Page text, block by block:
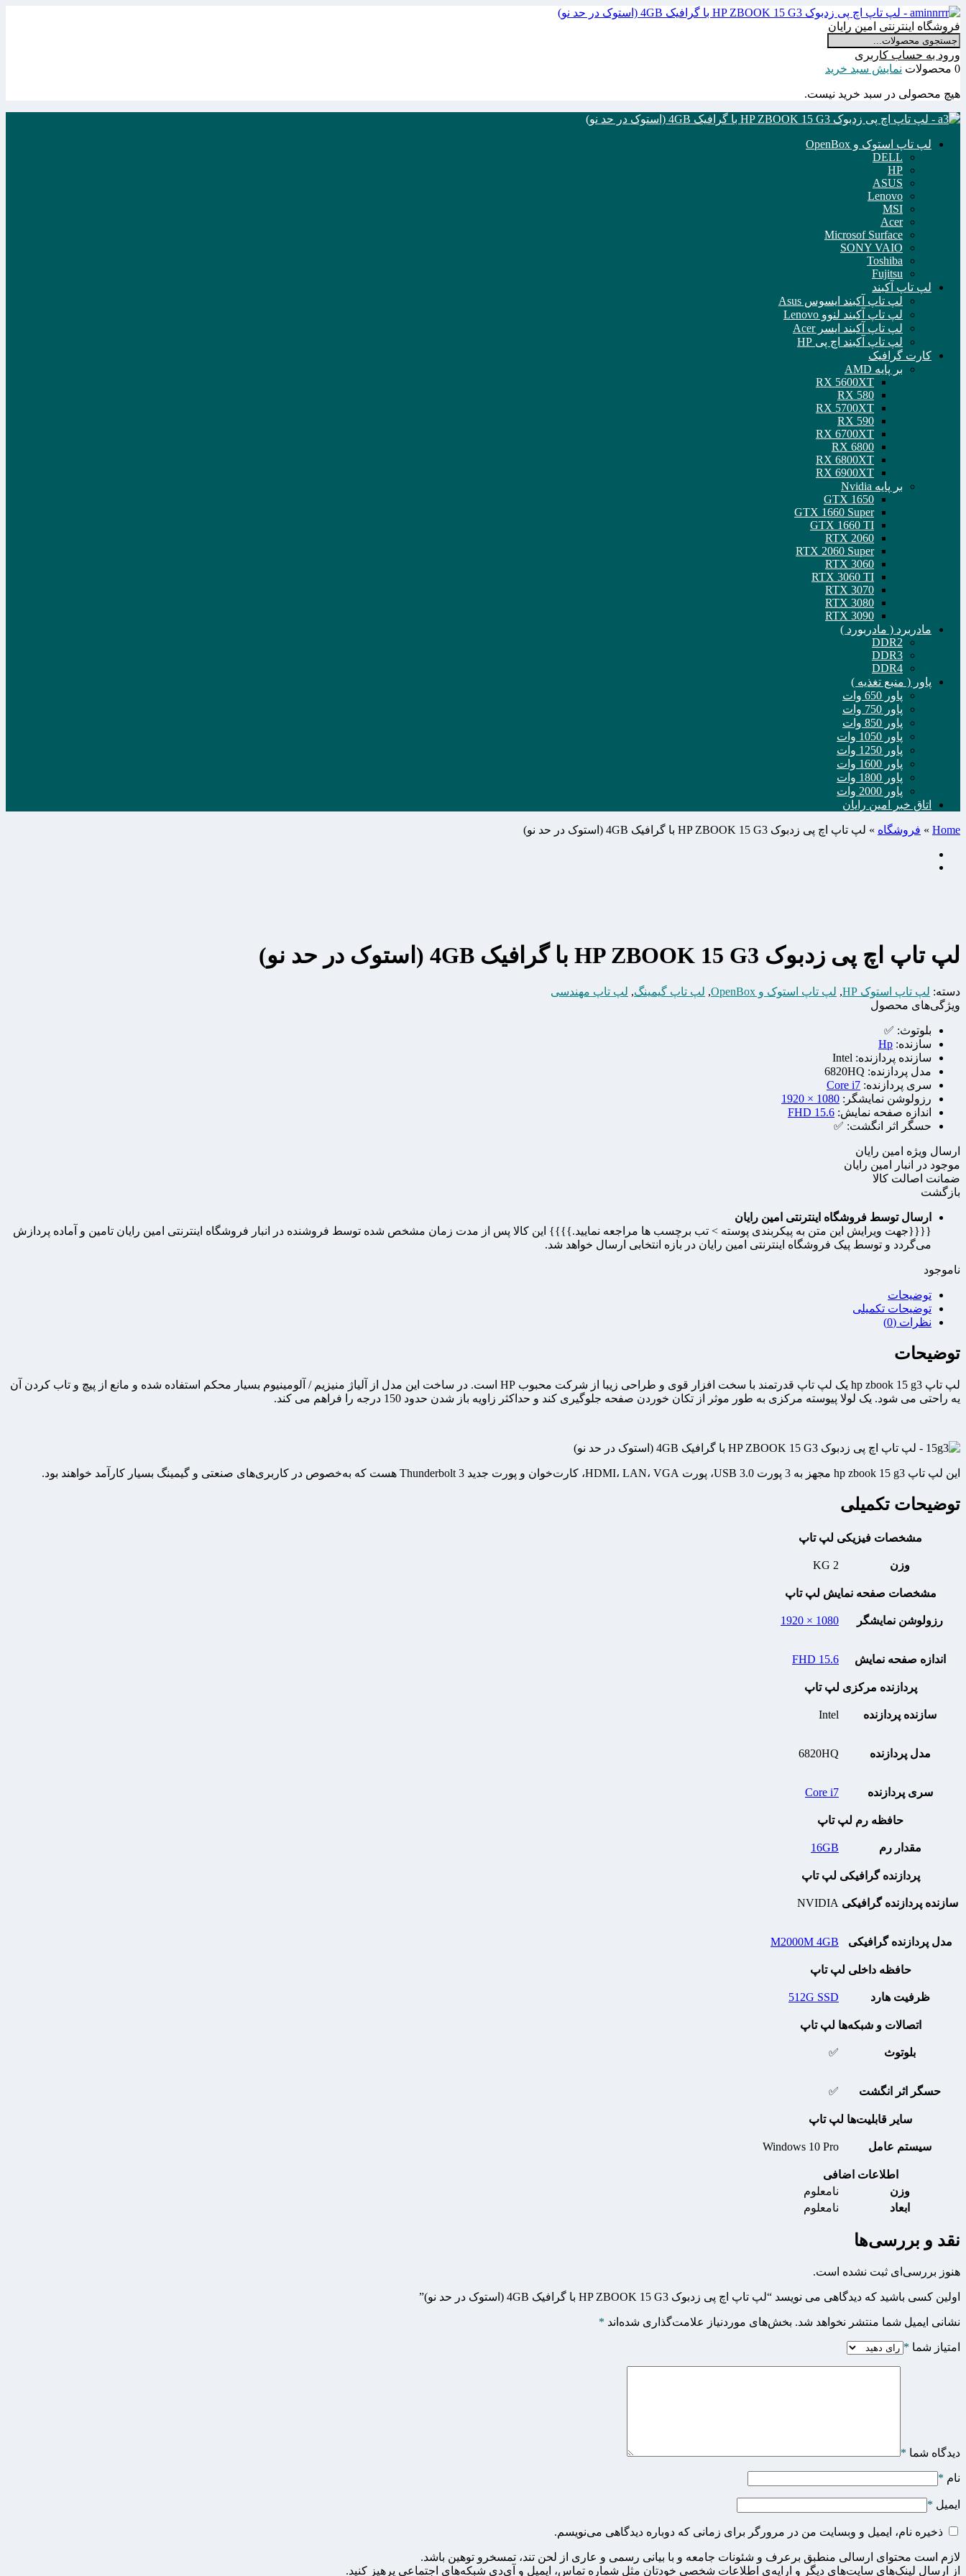
فروشگاه اینترنتی امین رایان
ورود به حساب کاربری
0 محصولات
نمایش سبد خرید
هیچ محصولی در سبد خرید نیست.
لپ تاپ استوک و OpenBox
DELL
HP
ASUS
Lenovo
MSI
Acer
Microsof Surface
SONY VAIO
Toshiba
Fujitsu
لپ تاپ آکبند
لپ تاپ آکبند ایسوس Asus
لپ تاپ آکبند لنوو Lenovo
لپ تاپ آکبند ایسر Acer
لپ تاپ آکبند اچ پی HP
کارت گرافیک
بر پایه AMD
RX 5600XT
RX 580
RX 5700XT
RX 590
RX 6700XT
RX 6800
RX 6800XT
RX 6900XT
بر پایه Nvidia
GTX 1650
GTX 1660 Super
GTX 1660 TI
RTX 2060
RTX 2060 Super
RTX 3060
RTX 3060 TI
RTX 3070
RTX 3080
RTX 3090
مادربرد ( مادربورد )
DDR2
DDR3
DDR4
پاور ( منبع تغذیه )
پاور 650 وات
پاور 750 وات
پاور 850 وات
پاور 1050 وات
پاور 1250 وات
پاور 1600 وات
پاور 1800 وات
پاور 2000 وات
اتاق خبر امین رایان
Home
» فروشگاه » لپ تاپ اچ پی زدبوک HP ZBOOK 15 G3 با گرافیک 4GB (استوک در حد نو)
لپ تاپ اچ پی زدبوک HP ZBOOK 15 G3 با گرافیک 4GB (استوک در حد نو)
دسته: لپ تاپ استوک HP , لپ تاپ استوک و OpenBox , لپ تاپ گیمینگ, لپ تاپ مهندسی
ویژگی‌های محصول
بلوتوث: ✅
سازنده: Hp
سازنده پردازنده: Intel
مدل پردازنده: 6820HQ
سری پردازنده: Core i7
رزولوشن نمایشگر: 1080 × 1920
اندازه صفحه نمایش: 15.6 FHD
حسگر اثر انگشت: ✅
ارسال ویژه امین رایان
موجود در انبار امین رایان
ضمانت اصالت کالا
بازگشت
ارسال توسط فروشگاه اینترنتی امین رایان
{{{{جهت ویرایش این متن به پیکربندی پوسته > تب برچسب ها مراجعه نمایید.}}}} این کالا پس از مدت زمان مشخص شده توسط فروشنده در انبار فروشگاه اینترنتی امین رایان تامین و آماده پردازش
می‌گردد و توسط پیک فروشگاه اینترنتی امین رایان در بازه انتخابی ارسال خواهد شد.
ناموجود
توضیحات
توضیحات تکمیلی
نظرات (0)
توضیحات
لپ تاپ hp zbook 15 g3 یک لپ تاپ قدرتمند با سخت افزار قوی و طراحی زیبا از شرکت محبوب HP است. در ساخت این مدل از آلیاژ منیزیم / آلومینیوم بسیار محکم استفاده شده و مانع از پیچ و تاب کردن آن
یه راحتی می شود. یک لولا پیوسته مرکزی به طور موثر از تکان خوردن صفحه جلوگیری کند و حداکثر زاویه باز شدن حدود 150 درجه را فراهم می کند.
این لپ تاپ hp zbook 15 g3 مجهز به 3 پورت USB 3.0، پورت HDMI، LAN، VGA، کارت‌خوان و پورت جدید Thunderbolt 3 هست که به‌خصوص در کاربری‌های صنعتی و گیمینگ بسیار کارآمد خواهند بود.
توضیحات تکمیلی
مشخصات فیزیکی لپ تاپ
وزن 2 KG
مشخصات صفحه نمایش لپ تاپ
رزولوشن نمایشگر 1080 × 1920
اندازه صفحه نمایش 15.6 FHD
پردازنده مرکزی لپ تاپ
سازنده پردازنده Intel
مدل پردازنده 6820HQ
سری پردازنده Core i7
حافظه رم لپ تاپ
مقدار رم 16GB
پردازنده گرافیکی لپ تاپ
سازنده پردازنده گرافیکی NVIDIA
مدل پردازنده گرافیکی M2000M 4GB
حافظه داخلی لپ تاپ
ظرفیت هارد 512G SSD
اتصالات و شبکه‌ها لپ تاپ
بلوتوث ✅
حسگر اثر انگشت ✅
سایر قابلیت‌ها لپ تاپ
سیستم عامل Windows 10 Pro
اطلاعات اضافی
وزن
نامعلوم
ابعاد
نامعلوم
نقد و بررسی‌ها
هنوز بررسی‌ای ثبت نشده است.
اولین کسی باشید که دیدگاهی می نویسد “لپ تاپ اچ پی زدبوک HP ZBOOK 15 G3 با گرافیک 4GB (استوک در حد نو)”
نشانی ایمیل شما منتشر نخواهد شد. بخش‌های موردنیاز علامت‌گذاری شده‌اند *
امتیاز شما *
دیدگاه شما *
نام *
ایمیل *
ذخیره نام، ایمیل و وبسایت من در مرورگر برای زمانی که دوباره دیدگاهی می‌نویسم.
لازم است محتوای ارسالی منطبق برعرف و شئونات جامعه و با بیانی رسمی و عاری از لحن تند، تمسخرو توهین باشد.
از ارسال لینک‌های سایت‌های دیگر و ارایه‌ی اطلاعات شخصی خودتان مثل شماره تماس، ایمیل و آی‌دی شبکه‌های اجتماعی پرهیز کنید.